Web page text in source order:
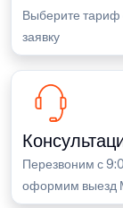
Выберите тариф
заявку
Перезвоним с
оформим выезд